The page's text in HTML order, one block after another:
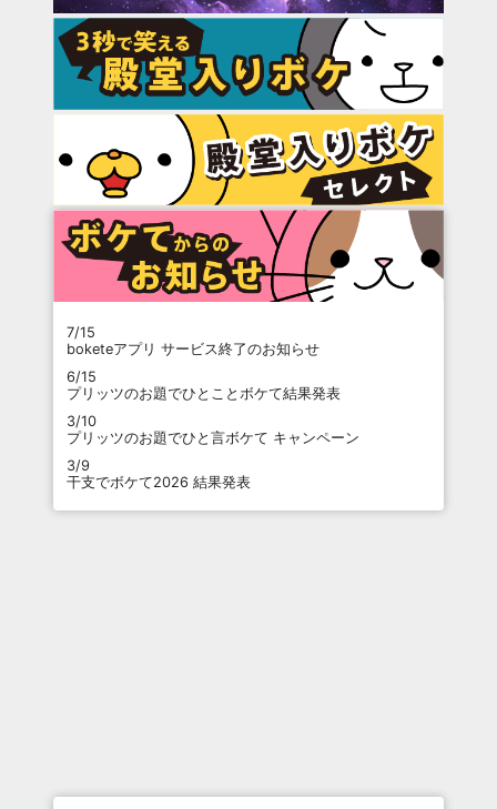
7/15
boketeアプリ サービス終了のお知らせ
6/15
プリッツのお題でひとことボケて結果発表
3/10
プリッツのお題でひと言ボケて キャンペーン
3/9
干支でボケて2026 結果発表